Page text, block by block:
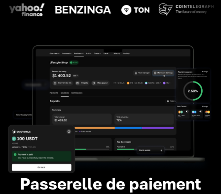
Passerelle de paiement